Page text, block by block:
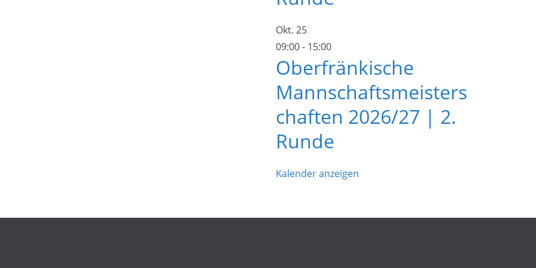
Okt. 25
09:00- 15:00
Oberfränkische
Mannschaftsmeisters
chaften 2026/27 | 2.
Runde
Kalender anzeigen